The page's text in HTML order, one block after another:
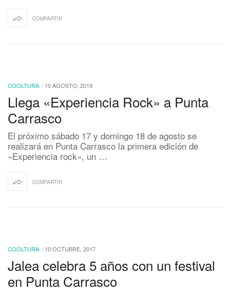
COMPARTIR
COOLTURA - 10 AGOSTO, 2019
Llega «Experiencia Rock» a Punta
Carrasco
El próximo sábado 17 y domingo 18 de agosto se
realizará en Punta Carrasco la primera edición de
«Experiencia rock», un …
COMPARTIR
COOLTURA - 10 OCTUBRE, 2017
Jalea celebra 5 años con un festival
en Punta Carrasco